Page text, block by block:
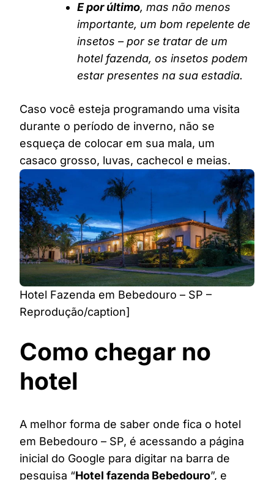
E por último, mas não menos
importante, um bom repelente de
insetos – por se tratar de um
hotel fazenda, os insetos podem
estar presentes na sua estadia.
Caso você esteja programando uma visita
durante o período de inverno, não se
esqueça de colocar em sua mala, um
casaco grosso, luvas, cachecol e meias.
Hotel Fazenda em Bebedouro – SP –
Reprodução/caption]
Como chegar no
hotel
A melhor forma de saber onde fica o hotel
em Bebedouro – SP, é acessando a página
inicial do Google para digitar na barra de
pesquisa “Hotel fazenda Bebedouro”, e